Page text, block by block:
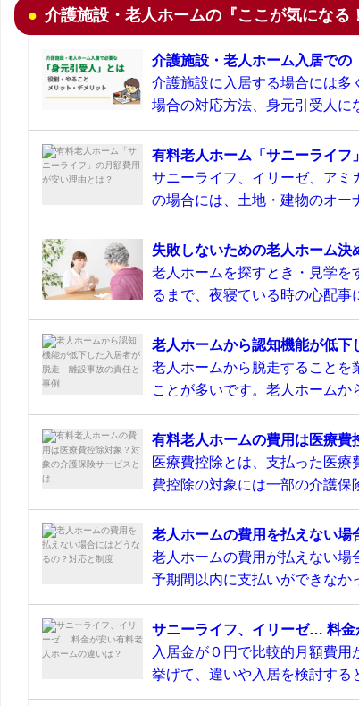
介護施設・老人ホームの『ここが気になる
介護施設・老人ホーム入居での
介護施設に入居する場合には多
場合の対応方法、身元引受人に
有料老人ホーム「サニーライフ
サニーライフ、イリーゼ、アミ
の場合には、土地・建物のオー
失敗しないための老人ホーム
老人ホームを探すとき・見学を
るまで、夜寝ている時の心配事
老人ホームから認知機能が低
老人ホームから脱走することを
ことが多いです。老人ホームか
有料老人ホームの費用は医療費
医療費控除とは、支払った医
費控除の対象には一部の介護保
老人ホームの費用を払えない場
老人ホームの費用が払えない場
予期間以内に支払いができなか
サニーライフ、イリーゼ… 料金
入居金が０円で比較的月額費
挙げて、違いや入居を検討する